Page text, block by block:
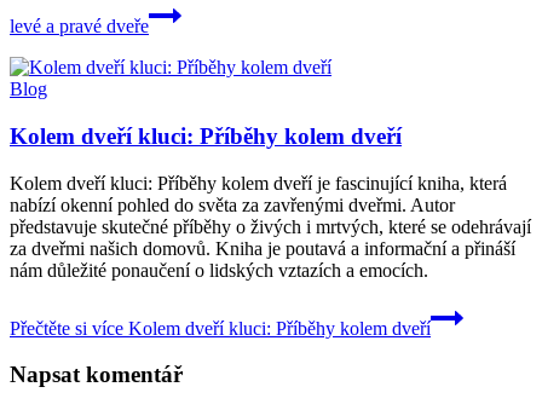
levé a pravé dveře
Blog
Kolem dveří kluci: Příběhy kolem dveří
Kolem dveří kluci: Příběhy kolem dveří je fascinující kniha, která
nabízí okenní pohled do světa za zavřenými dveřmi. Autor
představuje skutečné příběhy o živých i mrtvých, které se odehrávají
za dveřmi našich domovů. Kniha je poutavá a informační a přináší
nám důležité ponaučení o lidských vztazích a emocích.
Přečtěte si více Kolem dveří kluci: Příběhy kolem dveří
Napsat komentář